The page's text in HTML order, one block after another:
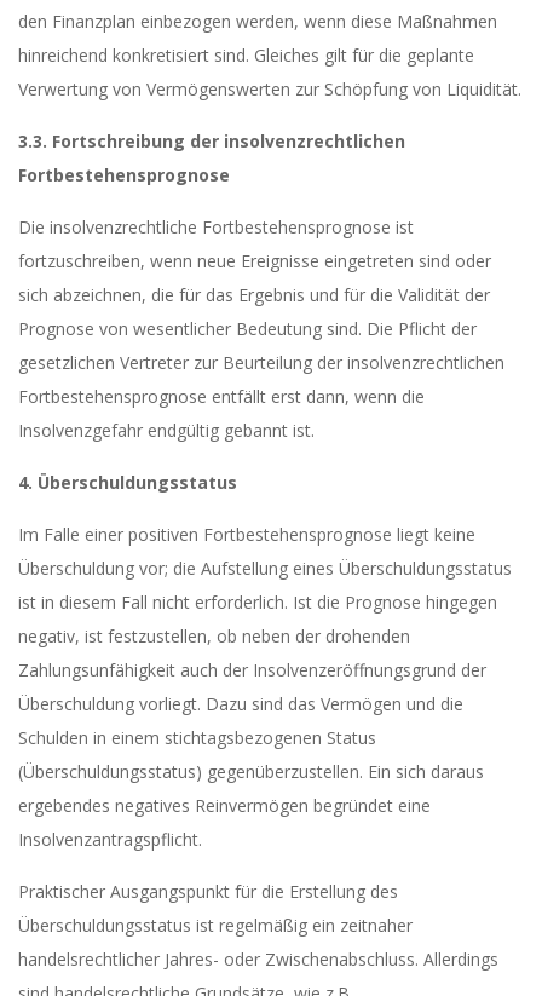
den Finanzplan einbezogen werden, wenn diese Maßnahmen
hinreichend konkretisiert sind. Gleiches gilt für die geplante
Verwertung von Vermögenswerten zur Schöpfung von Liquidität.
3.3. Fortschreibung der insolvenzrechtlichen
Fortbestehensprognose
Die insolvenzrechtliche Fortbestehensprognose ist
fortzuschreiben, wenn neue Ereignisse eingetreten sind oder
sich abzeichnen, die für das Ergebnis und für die Validität der
Prognose von wesentlicher Bedeutung sind. Die Pflicht der
gesetzlichen Vertreter zur Beurteilung der insolvenzrechtlichen
Fortbestehensprognose entfällt erst dann, wenn die
Insolvenzgefahr endgültig gebannt ist.
4. Überschuldungsstatus
Im Falle einer positiven Fortbestehensprognose liegt keine
Überschuldung vor; die Aufstellung eines Überschuldungsstatus
ist in diesem Fall nicht erforderlich. Ist die Prognose hingegen
negativ, ist festzustellen, ob neben der drohenden
Zahlungsunfähigkeit auch der Insolvenzeröffnungsgrund der
Überschuldung vorliegt. Dazu sind das Vermögen und die
Schulden in einem stichtagsbezogenen Status
(Überschuldungsstatus) gegenüberzustellen. Ein sich daraus
ergebendes negatives Reinvermögen begründet eine
Insolvenzantragspflicht.
Praktischer Ausgangspunkt für die Erstellung des
Überschuldungsstatus ist regelmäßig ein zeitnaher
handelsrechtlicher Jahres- oder Zwischenabschluss. Allerdings